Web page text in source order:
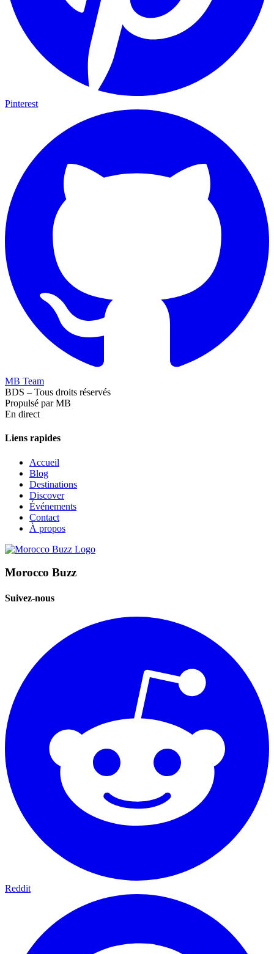
Pinterest
MB Team
BDS – Tous droits réservés
Propulsé par MB
En direct
Liens rapides
Accueil
Blog
Destinations
Discover
Événements
Contact
À propos
Morocco Buzz
Suivez-nous
Reddit